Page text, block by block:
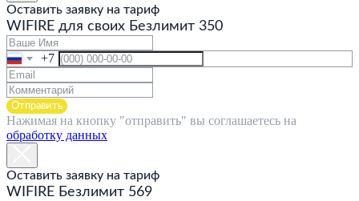
Оставить заявку на тариф
WIFIRE для своих Безлимит 350
+7
Отправить
Нажимая на кнопку "отправить" вы соглашаетесь на
обработку данных
Оставить заявку на тариф
WIFIRE Безлимит 569